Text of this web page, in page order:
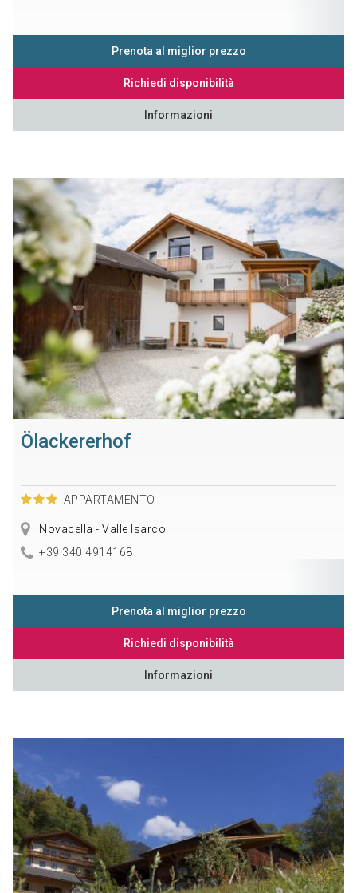
Prenota al miglior prezzo
Richiedi disponibilità
Informazioni
Ölackererhof
APPARTAMENTO
Novacella - Valle Isarco
+39 340 4914168
Prenota al miglior prezzo
Richiedi disponibilità
Informazioni